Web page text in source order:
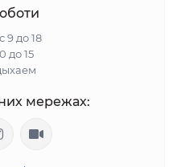
9 до 18
до 15
мережах: